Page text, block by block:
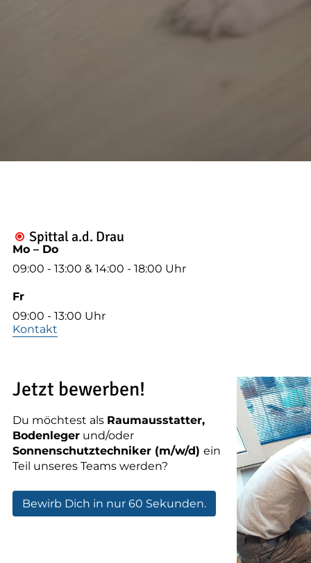
--
--
 Spittal a.d. Drau
Mo – Do
09:00 - 13:00 & 14:00 - 18:00 Uhr
Fr
09:00 - 13:00 Uhr
Kontakt
Jetzt bewerben!
Du möchtest als Raumausstatter,
Bodenleger und/oder
Sonnenschutztechniker (m/w/d) ein
Teil unseres Teams werden?
Bewirb Dich in nur 60 Sekunden.